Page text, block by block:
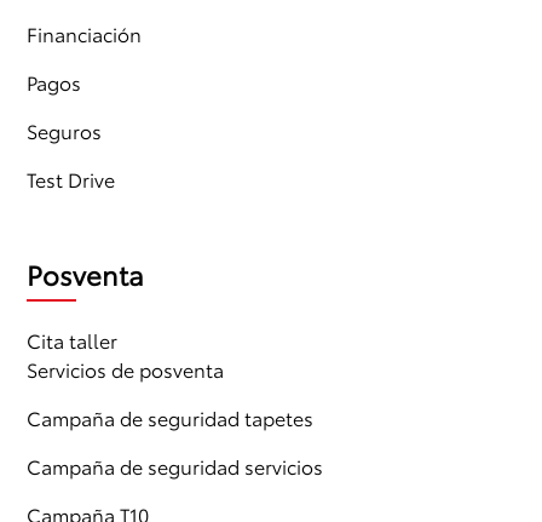
Financiación
Pagos
Seguros
Test Drive
Posventa
Cita taller
Servicios de posventa
Campaña de seguridad tapetes
Campaña de seguridad servicios
Campaña T10